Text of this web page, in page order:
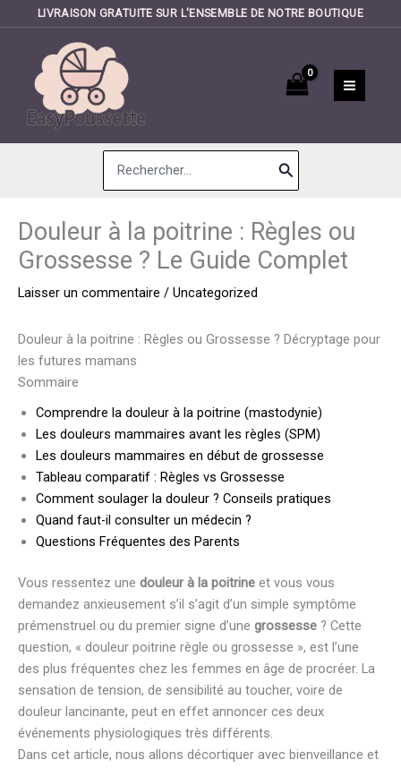
LIVRAISON GRATUITE SUR L'ENSEMBLE DE NOTRE BOUTIQUE
contenu
Search
for:
Douleur à la poitrine : Règles ou
Grossesse ? Le Guide Complet
Laisser un commentaire / Uncategorized
Douleur à la poitrine : Règles ou Grossesse ? Décryptage pour
les futures mamans
Sommaire
Comprendre la douleur à la poitrine (mastodynie)
Les douleurs mammaires avant les règles (SPM)
Les douleurs mammaires en début de grossesse
Tableau comparatif : Règles vs Grossesse
Comment soulager la douleur ? Conseils pratiques
Quand faut-il consulter un médecin ?
Questions Fréquentes des Parents
Vous ressentez une douleur à la poitrine et vous vous
demandez anxieusement s’il s’agit d’un simple symptôme
prémenstruel ou du premier signe d’une grossesse ? Cette
question, « douleur poitrine règle ou grossesse », est l’une
des plus fréquentes chez les femmes en âge de procréer. La
sensation de tension, de sensibilité au toucher, voire de
douleur lancinante, peut en effet annoncer ces deux
événements physiologiques très différents.
Dans cet article, nous allons décortiquer avec bienveillance et